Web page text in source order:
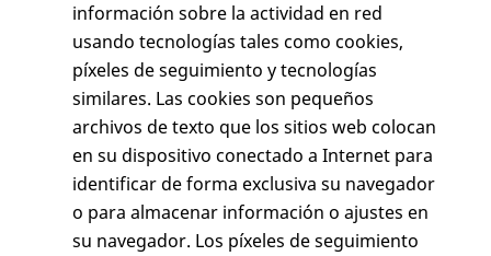
información sobre la actividad en red
usando tecnologías tales como cookies,
píxeles de seguimiento y tecnologías
similares. Las cookies son pequeños
archivos de texto que los sitios web colocan
en su dispositivo conectado a Internet para
identificar de forma exclusiva su navegador
o para almacenar información o ajustes en
su navegador. Los píxeles de seguimiento